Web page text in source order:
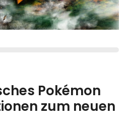
Pokémon
zum neuen